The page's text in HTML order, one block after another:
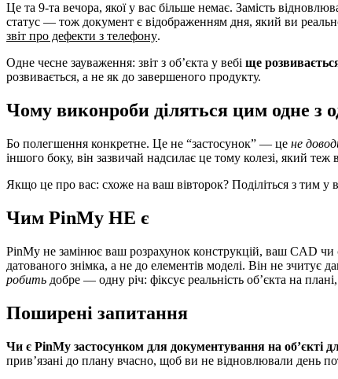
Це та 9-та вечора, якої у вас більше немає. Замість
статус — тож документ є відображенням дня, який ви
звіт про дефекти з телефону.
Одне чесне зауваження: звіт з об’єкта у вебі ще
розвивається, а не як до завершеного продукту.
Чому виконроби діляться цим одне з
Бо полегшення конкретне. Це не “застосунок” — це не
іншого боку, він зазвичай надсилає це тому колезі, який теж
Якщо це про вас: схоже на ваш вівторок? Поділіться з тим у
Чим PinMy НЕ є
PinMy не замінює ваш розрахунок конструкцій, ваш CAD чи
датованого знімка, а не до елементів моделі. Він не зчитує
робить добре — одну річ: фіксує реальність об’єкта на
Поширені запитання
Чи є PinMy застосунком для документування на об’єкті
прив’язані до плану вчасно, щоб ви не відновлювали день